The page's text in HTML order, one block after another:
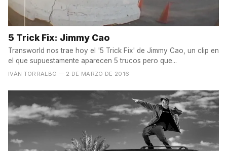
5 Trick Fix: Jimmy Cao
Transworld nos trae hoy el '5 Trick Fix' de Jimmy Cao, un clip en
el que supuestamente aparecen 5 trucos pero que...
IVÁN TORRALBO — 2 DE MARZO DE 2016